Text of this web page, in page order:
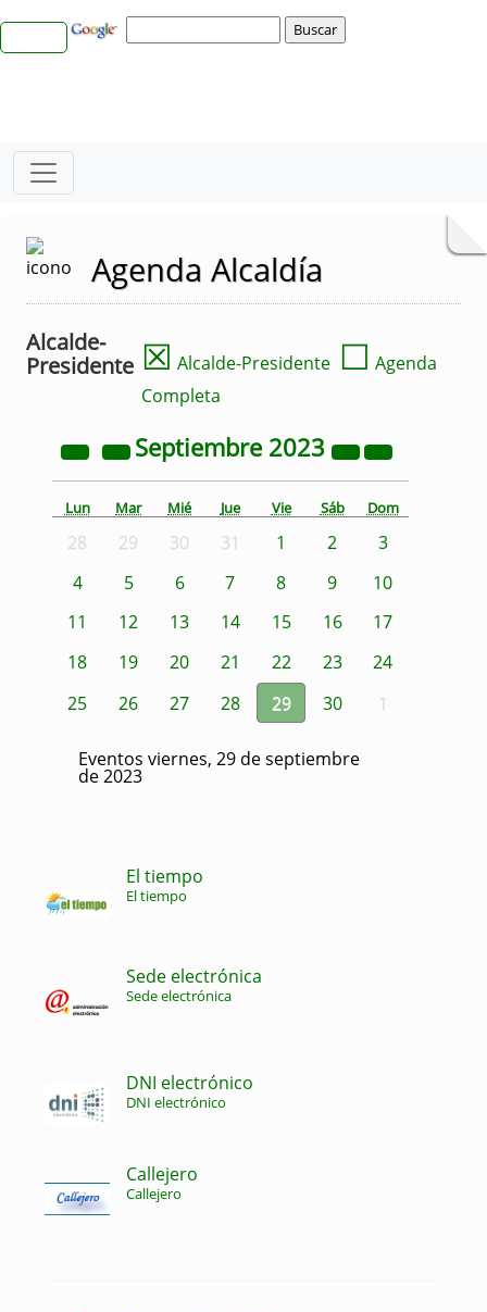
Agenda Alcaldía
Alcalde-
Presidente ☒ Alcalde-Presidente ☐ Agenda
Completa
Septiembre 2023
Lun Mar Mié Jue Vie Sáb Dom
28 29 30 31 1 2
3
4
5 6 7 8 9
10
11
12 13 14 15 16
17
18
19 20 21 22 23
24
25
26 27 28 29 30 1
Eventos viernes, 29 de septiembre
de 2023
El tiempo
El tiempo
Sede electrónica
Sede electrónica
DNI electrónico
DNI electrónico
Callejero
Callejero